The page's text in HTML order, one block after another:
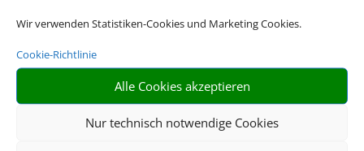
Wir verwenden Statistiken-Cookies und Marketing Cookies.
Cookie-Richtlinie
Alle Cookies akzeptieren
Nur technisch notwendige Cookies